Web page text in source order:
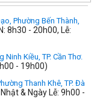
Phường Bến Thành,
8h30 - 20h00, Lễ:
Kiều, TP. Cần Thơ.
- 19h00)
Thanh Khê, TP. Đà
& Ngày Lễ: 9h00 -